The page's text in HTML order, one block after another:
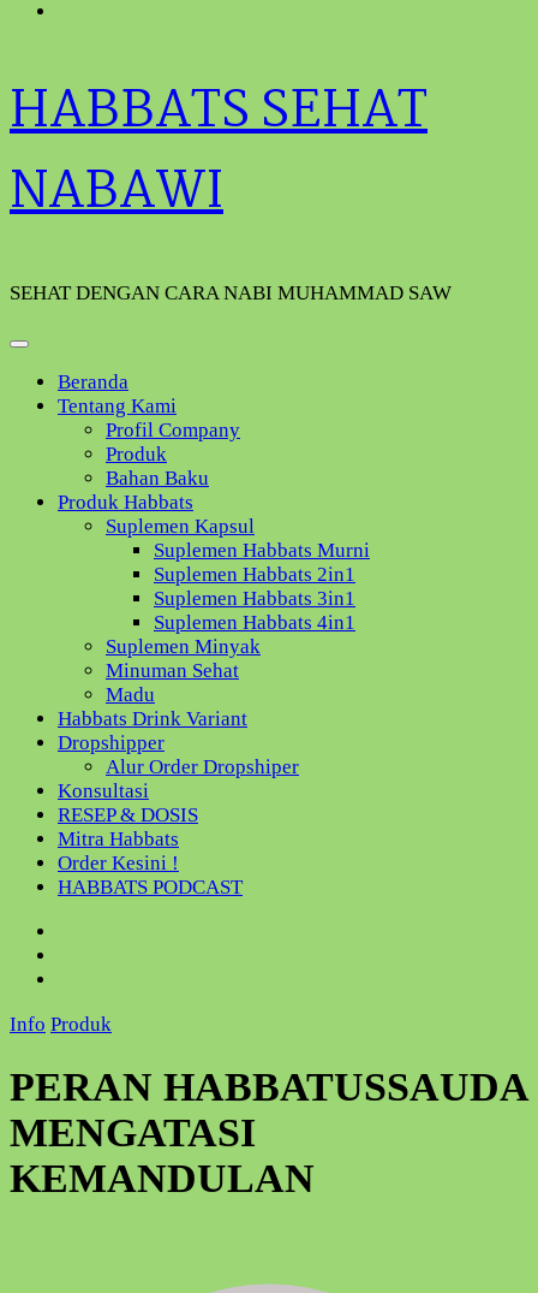
HABBATS SEHAT
NABAWI
SEHAT DENGAN CARA NABI MUHAMMAD SAW
Beranda
Tentang Kami
Profil Company
Produk
Bahan Baku
Produk Habbats
Suplemen Kapsul
Suplemen Habbats Murni
Suplemen Habbats 2in1
Suplemen Habbats 3in1
Suplemen Habbats 4in1
Suplemen Minyak
Minuman Sehat
Madu
Habbats Drink Variant
Dropshipper
Alur Order Dropshiper
Konsultasi
RESEP & DOSIS
Mitra Habbats
Order Kesini !
HABBATS PODCAST
Info Produk
PERAN HABBATUSSAUDA
MENGATASI
KEMANDULAN